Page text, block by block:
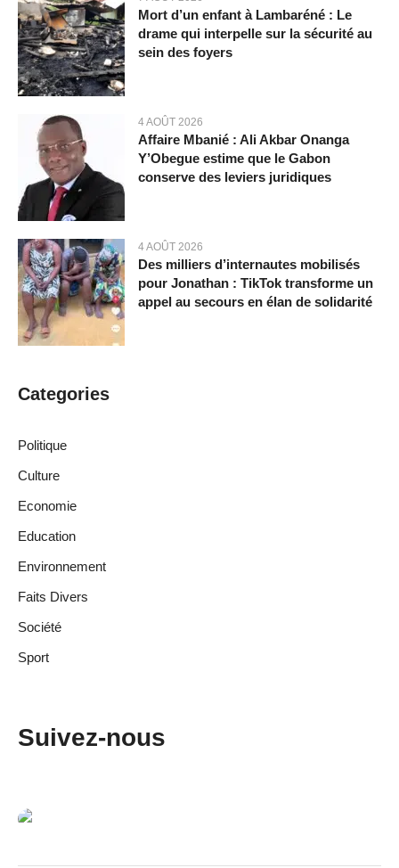
Mort d’un enfant à Lambaréné : Le
drame qui interpelle sur la sécurité au
sein des foyers
4 AOÛT 2026
Affaire Mbanié : Ali Akbar Onanga
Y’Obegue estime que le Gabon
conserve des leviers juridiques
4 AOÛT 2026
Des milliers d’internautes mobilisés
pour Jonathan : TikTok transforme un
appel au secours en élan de solidarité
Categories
Politique
Culture
Economie
Education
Environnement
Faits Divers
Société
Sport
Suivez-nous